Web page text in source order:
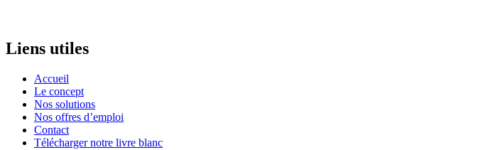
Liens utiles
Accueil
Le concept
Nos solutions
Nos offres d’emploi
Contact
Télécharger notre livre blanc